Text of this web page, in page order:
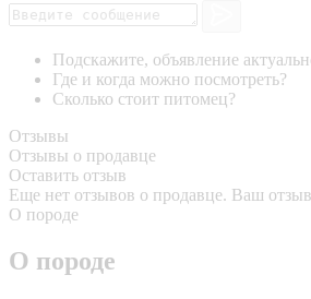
Подскажите, объявление
Где и когда можно посмотреть?
Сколько стоит питомец?
Отзывы
Отзывы о продавце
Оставить отзыв
Еще нет отзывов о продавце. Ваш
О породе
О породе